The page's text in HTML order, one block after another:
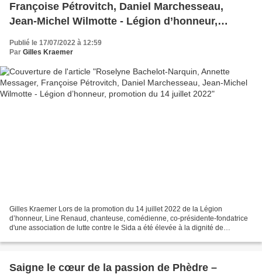
Françoise Pétrovitch, Daniel Marchesseau,
Jean-Michel Wilmotte - Légion d’honneur,
promotion du 14 juillet 2022
Publié le 17/07/2022 à 12:59
Par Gilles Kraemer
Gilles Kraemer Lors de la promotion du 14 juillet 2022 de la Légion
d’honneur, Line Renaud, chanteuse, comédienne, co-présidente-fondatrice
d'une association de lutte contre le Sida a été élevée à la dignité de
Saigne le cœur de la passion de Phèdre –